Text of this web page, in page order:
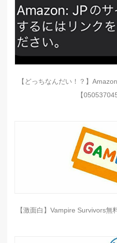
【どっちなんだい！？】
【
【激面白】Vampire Survivors